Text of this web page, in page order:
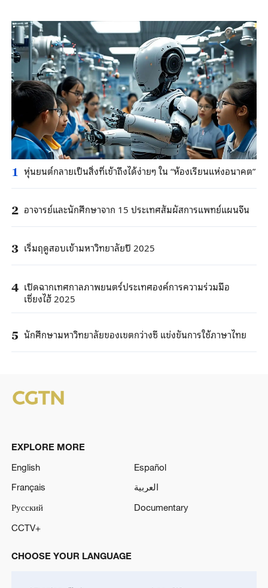
1 หุ่นยนต์กลายเป็นสิ่งที่เข้าถึงได้ง่ายๆ ใน “ห้องเรียนแห่งอนาคต”
2 อาจารย์และนักศึกษาจาก 15 ประเทศสัมผัสการแพทย์แผนจีน
3 เริ่มฤดูสอบเข้ามหาวิทยาลัยปี 2025
4 เปิดฉากเทศกาลภาพยนตร์ประเทศองค์การความร่วมมือ
เซี่ยงไฮ้ 2025
5 นักศึกษามหาวิทยาลัยของเขตกว่างซี แข่งขันการใช้ภาษาไทย
EXPLORE MORE
English
Español
Français
العربية
Русский
Documentary
CCTV+
CHOOSE YOUR LANGUAGE